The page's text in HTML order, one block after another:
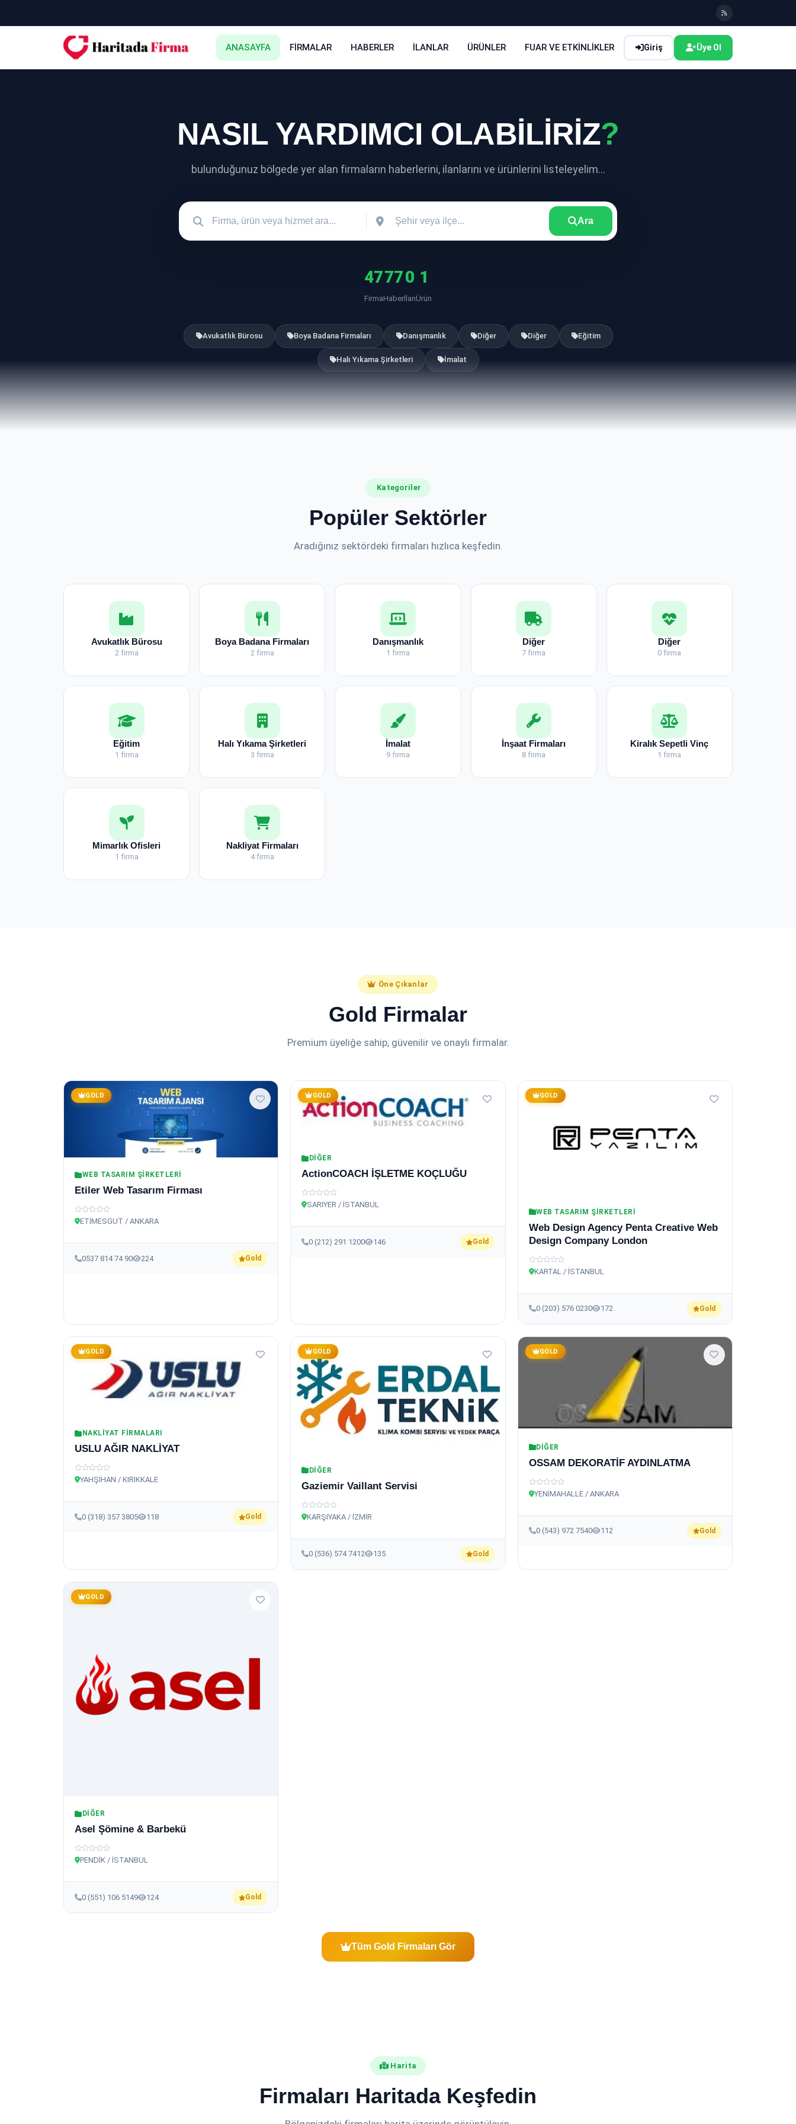
ANASAYFA FİRMALAR HABERLER İLANLAR ÜRÜNLER FUAR VE ETKİNLİKLER Giriş Üye Ol
NASIL YARDIMCI OLABİLİRİZ?
bulunduğunuz bölgede yer alan firmaların haberlerini, ilanlarını ve ürünlerini listeleyelim...
Ara
47
Firma
77
Haber
0
İlan
1
Ürün
Avukatlık Bürosu Boya Badana Firmaları Danışmanlık Diğer Diğer Eğitim
Halı Yıkama Şirketleri İmalat
Kategoriler
Popüler Sektörler
Aradığınız sektördeki firmaları hızlıca keşfedin.
Avukatlık Bürosu
2 firma
Boya Badana Firmaları
2 firma
Danışmanlık
1 firma
Diğer
7 firma
Diğer
0 firma
Eğitim
1 firma
Halı Yıkama Şirketleri
3 firma
İmalat
9 firma
İnşaat Firmaları
8 firma
Kiralık Sepetli Vinç
1 firma
Mimarlık Ofisleri
1 firma
Nakliyat Firmaları
4 firma
Öne Çıkanlar
Gold Firmalar
Premium üyeliğe sahip, güvenilir ve onaylı firmalar.
GOLD
WEB TASARIM ŞIRKETLERI
Etiler Web Tasarım Firması
ETİMESGUT / ANKARA
0537 814 74 90 224 Gold
GOLD
DIĞER
ActionCOACH İŞLETME KOÇLUĞU
SARIYER / İSTANBUL
0 (212) 291 1200 146 Gold
GOLD
WEB TASARIM ŞIRKETLERI
Web Design Agency Penta Creative Web
Design Company London
KARTAL / İSTANBUL
0 (203) 576 0230 172 Gold
GOLD
NAKLIYAT FIRMALARI
USLU AĞIR NAKLİYAT
YAHŞİHAN / KIRIKKALE
0 (318) 357 3805 118 Gold
GOLD
DIĞER
Gaziemir Vaillant Servisi
KARŞIYAKA / İZMİR
0 (536) 574 7412 135 Gold
GOLD
DIĞER
OSSAM DEKORATİF AYDINLATMA
YENİMAHALLE / ANKARA
0 (543) 972 7540 112 Gold
GOLD
DIĞER
Asel Şömine & Barbekü
PENDİK / İSTANBUL
0 (551) 106 5149 124 Gold
Tüm Gold Firmaları Gör
Harita
Firmaları Haritada Keşfedin